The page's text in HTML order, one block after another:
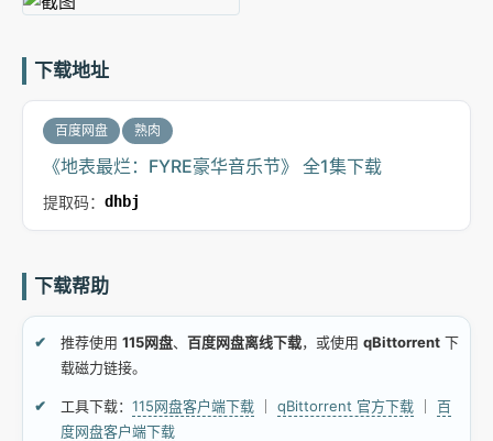
下载地址
百度网盘 熟肉
《地表最烂：FYRE豪华音乐节》 全1集下载
提取码： dhbj
下载帮助
推荐使用 115网盘、 百度网盘离线下载，或使用 qBittorrent 下
载磁力链接。
工具下载： 115网盘客户端下载 qBittorrent 官方下载
百
度网盘客户端下载